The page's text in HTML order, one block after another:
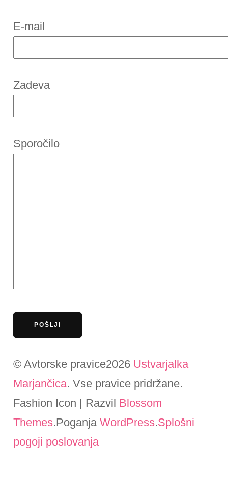
E-mail
Zadeva
Sporočilo
© Avtorske pravice2026 Ustvarjalka
Marjančica. Vse pravice pridržane.
Fashion Icon | Razvil Blossom
Themes.PoganjaWordPress.Splošni
pogoji poslovanja